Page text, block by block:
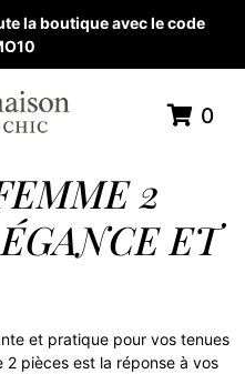
la boutique avec le code
0
2
ET
et pratique pour vos tenues
2 pièces est la réponse à vos